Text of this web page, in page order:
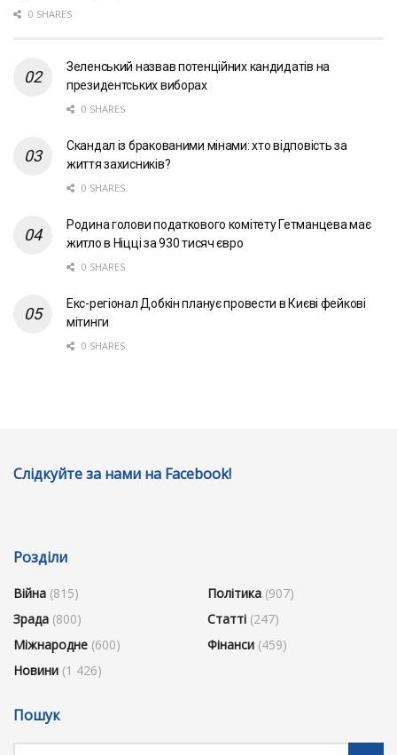
0 SHARES
Зеленський назвав потенційних кандидатів на
президентських виборах
0 SHARES
Скандал із бракованими мінами: хто відповість за
життя захисників?
0 SHARES
Родина голови податкового комітету Гетманцева має
житло в Ніцці за 930 тисяч євро
0 SHARES
Екс-регіонал Добкін планує провести в Києві фейкові
мітинги
0 SHARES
Слідкуйте за нами на Facebook!
Розділи
Війна (815)
Зрада (800)
Міжнародне (600)
Новини (1 426)
Політика (907)
Статті (247)
Фінанси (459)
Пошук